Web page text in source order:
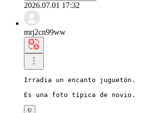
2026.07.01 17:32
mrj2cn99ww
Irradia un encanto juguetón.
Es una foto típica de novio.